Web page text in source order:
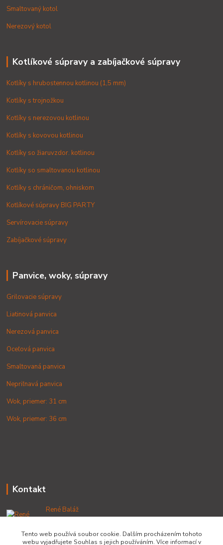
Smaltovaný kotol
Nerezový kotol
Kotlíkové súpravy a zabíjačkové súpravy
Kotlíky s hrubostennou kotlinou (1,5 mm)
Kotlíky s trojnožkou
Kotlíky s nerezovou kotlinou
Kotlíky s kovovou kotlinou
Kotlíky so žiaruvzdor. kotlinou
Kotlíky so smaltovanou kotlinou
Kotlíky s chráničom, ohniskom
Kotlíkové súpravy BIG PARTY
Servírovacie súpravy
Zabíjačkové súpravy
Panvice, woky, súpravy
Grilovacie súpravy
Liatinová panvica
Nerezová panvica
Oceľová panvica
Smaltovaná panvica
Nepriľnavá panvica
Wok, priemer: 31 cm
Wok, priemer: 36 cm
Kontakt
René Baláž
+421 902 212 007
od 8:00 - do 16:00 hod
Tento web používá soubor cookie. Dalším procházením tohoto
webu vyjadřujete Souhlas s jejich používáním. Více informací v